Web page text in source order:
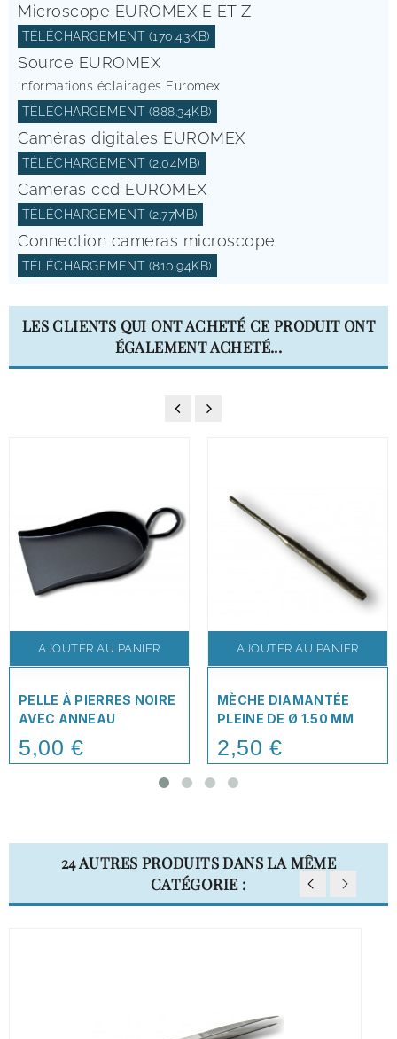
Microscope EUROMEX E ET Z
TÉLÉCHARGEMENT (170.43KB)
Source EUROMEX
Informations éclairages Euromex
TÉLÉCHARGEMENT (888.34KB)
Caméras digitales EUROMEX
TÉLÉCHARGEMENT (2.04MB)
Cameras ccd EUROMEX
TÉLÉCHARGEMENT (2.77MB)
Connection cameras microscope
TÉLÉCHARGEMENT (810.94KB)
LES CLIENTS QUI ONT ACHETÉ CE PRODUIT ONT
ÉGALEMENT ACHETÉ...
AJOUTER AU PANIER
PELLE À PIERRES NOIRE
AVEC ANNEAU
Price
5,00 €
AJOUTER AU PANIER
MÈCHE DIAMANTÉE
PLEINE DE Ø 1.50 MM
Price
2,50 €
24 AUTRES PRODUITS DANS LA MÊME
CATÉGORIE :